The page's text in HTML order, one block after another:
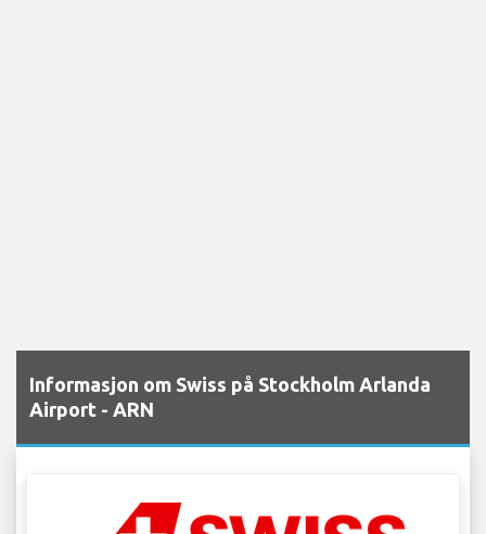
Informasjon om Swiss på Stockholm Arlanda
Airport - ARN